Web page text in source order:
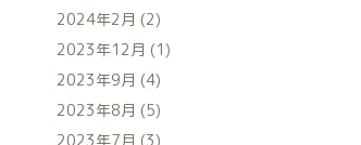
2024年2月 (2)
2023年12月 (1)
2023年9月 (4)
2023年8月 (5)
2023年7月 (3)